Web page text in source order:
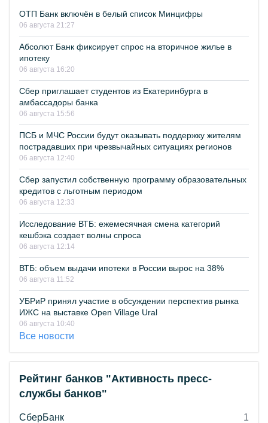
ОТП Банк включён в белый список Минцифры
06 августа 21:27
Абсолют Банк фиксирует спрос на вторичное жилье в
ипотеку
06 августа 16:20
Сбер приглашает студентов из Екатеринбурга в
амбассадоры банка
06 августа 15:56
ПСБ и МЧС России будут оказывать поддержку жителям
пострадавших при чрезвычайных ситуациях регионов
06 августа 12:40
Сбер запустил собственную программу образовательных
кредитов с льготным периодом
06 августа 12:33
Исследование ВТБ: ежемесячная смена категорий
кешбэка создает волны спроса
06 августа 12:14
ВТБ: объем выдачи ипотеки в России вырос на 38%
06 августа 11:52
УБРиР принял участие в обсуждении перспектив рынка
ИЖС на выставке Open Village Ural
06 августа 10:40
Все новости
Рейтинг банков "Активность пресс-
службы банков"
СберБанк
1